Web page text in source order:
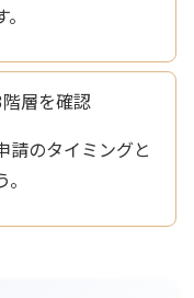
層を確認
請のタイミングと